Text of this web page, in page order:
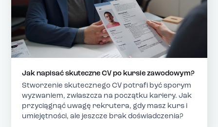
Jak napisać skuteczne CV po kursie zawodowym?
Stworzenie skutecznego CV potrafi być sporym
wyzwaniem, zwłaszcza na początku kariery. Jak
przyciągnąć uwagę rekrutera, gdy masz kurs i
umiejętności, ale jeszcze brak doświadczenia?